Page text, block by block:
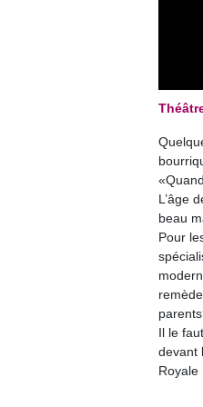
L’âge
beau
Pour
Il le
devant
Royale